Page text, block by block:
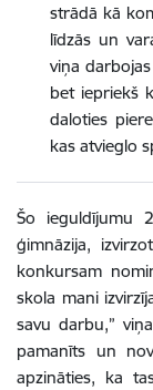
strādā kā
līdzās un
viņa
bet iepriekš
daloties
kas atvieglo
Šo ieguldījumu
ģimnāzija,
konkursam
skola mani
savu darbu,”
pamanīts un
apzināties, ka